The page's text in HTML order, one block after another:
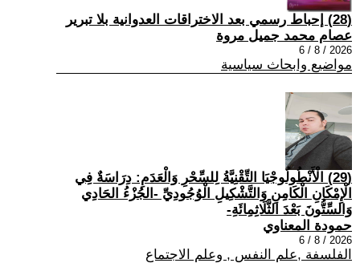
(28) إحباط رسمي بعد الاختراقات العدوانية بلا تبرير
عصام محمد جميل مروة
2026 / 8 / 6
مواضيع وابحاث سياسية
(29) الْأَنْطُولُوجْيَا التِّقْنِيَّةُ لِلسِّحْرِ وَالْعَدَمِ: دِرَاسَةٌ فِي
الْإِمْكَانِ الْكَامِنِ وَالتَّشْكِيلِ الْوُجُودِيِّ -الجُزْءُ الحَادِي
وَالسِّتُّونَ بَعْدَ الثَّلَاثِمِائَةِ-
حمودة المعناوي
2026 / 8 / 6
الفلسفة ,علم النفس , وعلم الاجتماع